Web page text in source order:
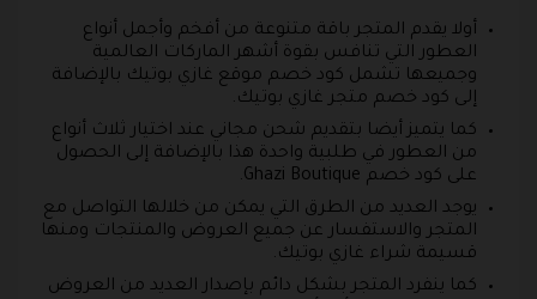
أولا يقدم المتجر باقة متنوعة من أفخم وأجمل أنواع
العطور التي تنافس بقوة أشهر الماركات العالمية
وجميعها تشمل كود خصم موقع غازي بوتيك بالإضافة
إلى كود خصم متجر غازي بوتيك.
كما يتميز أيضا بتقديم شحن مجاني عند اختيار ثلاث أنواع
من العطور في طلبية واحدة هذا بالإضافة إلى الحصول
على كود خصم Ghazi Boutique.
يوجد العديد من الطرق التي يمكن من خلالها التواصل مع
المتجر والاستفسار عن جميع العروض والمنتجات ومنها
قسيمة شراء غازي بوتيك.
كما ينفرد المتجر بشكل دائم بإصدار العديد من العروض